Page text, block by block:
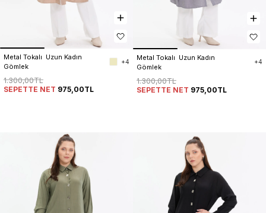
Metal Tokalı  Uzun Kadın
Gömlek
+4
1.300,00TL
SEPETTE NET 975,00TL
Metal Tokalı  Uzun Kadın
Gömlek
+4
1.300,00TL
SEPETTE NET 975,00TL